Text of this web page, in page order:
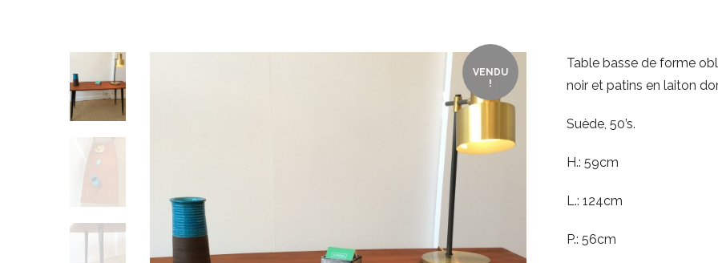
VENDU
!
Table basse de forme
noir et patins en laiton
Suède, 50’s.
H.: 59cm
L.: 124cm
P.: 56cm